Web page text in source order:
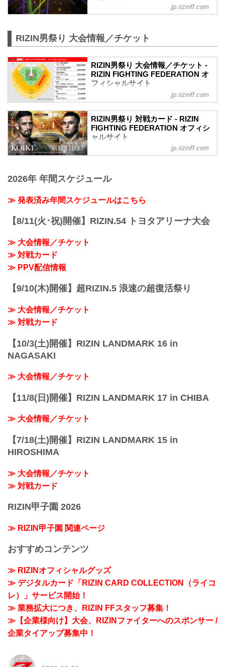
④各プレイガイドの一般発売
確保のみで、...
jp.rizinff.com
RIZIN男祭り 大会情報／チケット
RIZIN男祭り 大会情報／チケット -
RIZIN FIGHTING FEDERATION オ
フィシャルサイト
いた本大会は、以下の通り名称を改めま
す。
旧：THE MATCH 2（ザ マッチツー）
新：RIZIN男祭り（ライジンおとこまつ
開催日時
14:00開始（予定）
RIZIN FFオフィシャルサイトにてご案内
...
jp.rizinff.com
RIZIN男祭り 対戦カード - RIZIN
FIGHTING FEDERATION オフィシ
ャルサイト
す。
↓
り）
フェザー級タイトルマッチ／クレベル・
ェイドゥラエフ
ヒロヤ vs. 篠塚辰樹
jp.rizinff.com
2026年 年間スケジュール
≫ 発表済み年間スケジュールはこちら
【8/11(火･祝)開催】RIZIN.54 トヨタアリーナ大会
≫ 大会情報／チケット
≫ 対戦カード
≫ PPV配信情報
【9/10(木)開催】超RIZIN.5 浪速の超復活祭り
≫ 大会情報／チケット
≫ 対戦カード
【10/3(土)開催】RIZIN LANDMARK 16 in
NAGASAKI
≫ 大会情報／チケット
【11/8(日)開催】RIZIN LANDMARK 17 in CHIBA
≫ 大会情報／チケット
【7/18(土)開催】RIZIN LANDMARK 15 in
HIROSHIMA
≫ 大会情報／チケット
≫ 対戦カード
RIZIN甲子園 2026
≫ RIZIN甲子園 関連ページ
おすすめコンテンツ
≫ RIZINオフィシャルグッズ
≫ デジタルカード「RIZIN CARD COLLECTION（ライコ
レ）」サービス開始！
≫ 業務拡大につき、RIZIN FFスタッフ募集！
≫【企業様向け】大会、RIZINファイターへのスポンサー /
企業タイアップ募集中！